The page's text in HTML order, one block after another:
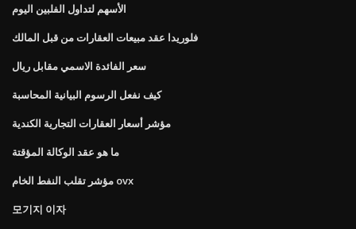
الأسهم لتداول الفلبين اليوم
فلوريدا عقد مبيعات العقارات من قبل المالك
سعر الفائدة الاسمي مقابل ريال
كيف نفعل الرسوم البيانية المحاسبة
مؤشر أسعار العقارات التجارية الكندية
ما هو عقد الوكالة المؤقتة
مؤشر تقلب النفط الخام ovx
모기지 이자